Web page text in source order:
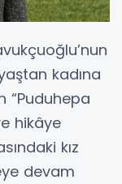
kadına
“Puduhepa
hikâye
kız
devam